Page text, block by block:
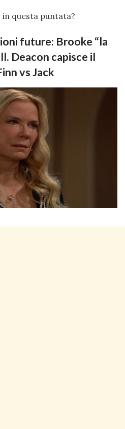
questa puntata?
future: Brooke “la
Deacon capisce il
vs Jack